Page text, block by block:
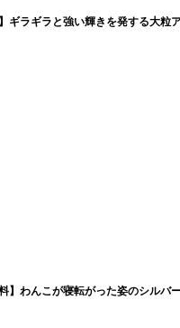
ギラギラと強い輝きを発する大粒
】わんこが寝転がった姿のシルバ